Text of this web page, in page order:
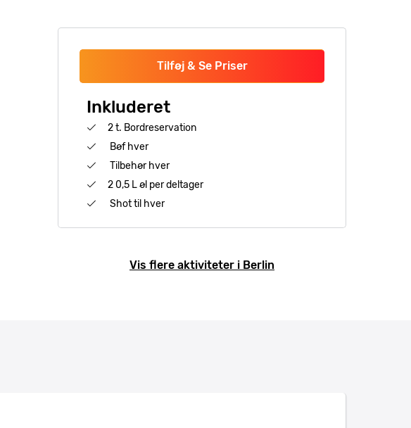
Tilføj & Se Priser
Inkluderet
2 t. Bordreservation
Bøf hver
Tilbehør hver
2 0,5 L øl per deltager
Shot til hver
Vis flere aktiviteter i Berlin